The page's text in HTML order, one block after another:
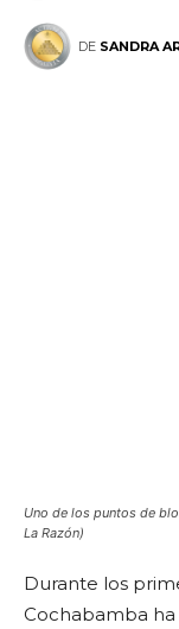
DE SANDRA
Uno de los puntos de
La Razón)
Durante los
Cochabamba